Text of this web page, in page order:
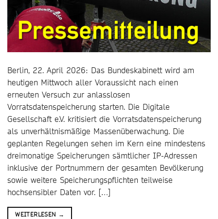
Berlin, 22. April 2026: Das Bundeskabinett wird am
heutigen Mittwoch aller Voraussicht nach einen
erneuten Versuch zur anlasslosen
Vorratsdatenspeicherung starten. Die Digitale
Gesellschaft e.V. kritisiert die Vorratsdatenspeicherung
als unverhältnismäßige Massenüberwachung. Die
geplanten Regelungen sehen im Kern eine mindestens
dreimonatige Speicherungen sämtlicher IP-Adressen
inklusive der Portnummern der gesamten Bevölkerung
sowie weitere Speicherungspflichten teilweise
hochsensibler Daten vor. […]
WEITERLESEN →